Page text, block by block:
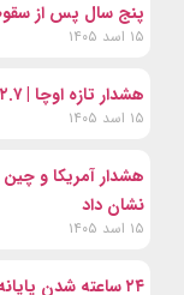
پنج سال پس از
۱۵ اسد ۱۴۰۵
هشدار تازه اوچا | ۲.۷ میلیون بازگشت‌کننده افغان در انتظار کمک فوری
۱۵ اسد ۱۴۰۵
هشدار آمریکا و
نشان داد
۱۵ اسد ۱۴۰۵
۲۴ ساعته شدن